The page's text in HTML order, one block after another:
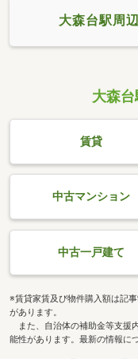
大森台駅周
大森
賃貸
中古マンション
中古一戸建て
※賃貸家賃及び物件購入額は記
があります。
また、自治体の補助金等支援
能性があります。最新の情報に